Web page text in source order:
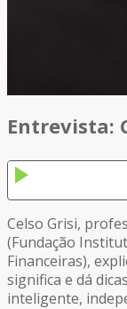
Entrevista:
Celso Grisi,
(Fundação
Financeiras),
significa e dá
inteligente,